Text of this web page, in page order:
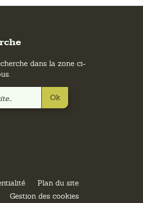
dans la zone ci-
Ok
Plan du site
Gestion des cookies